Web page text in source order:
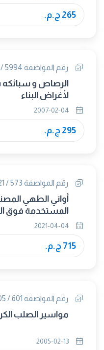
265 ج.م.
رقم المواصفة 5994 / 2007
لأغراض البناء
295 ج.م.
رقم المواصفة 573 / 2021
أواني الطهي
المستخدمة فوق
تدفئة الطعام
715 ج.م.
رقم المواصفة 601 / 2005
مواسير الصلب